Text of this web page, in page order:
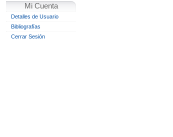
Mi Cuenta
Detalles de Usuario
Bibliografías
Cerrar Sesión